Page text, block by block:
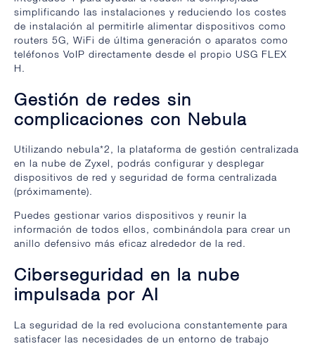
simplificando las instalaciones y reduciendo los costes
de instalación al permitirle alimentar dispositivos como
routers 5G, WiFi de última generación o aparatos como
teléfonos VoIP directamente desde el propio USG FLEX
H.
Gestión de redes sin
complicaciones con Nebula
Utilizando nebula*2, la plataforma de gestión centralizada
en la nube de Zyxel, podrás configurar y desplegar
dispositivos de red y seguridad de forma centralizada
(próximamente).
Puedes gestionar varios dispositivos y reunir la
información de todos ellos, combinándola para crear un
anillo defensivo más eficaz alrededor de la red.
Ciberseguridad en la nube
impulsada por AI
La seguridad de la red evoluciona constantemente para
satisfacer las necesidades de un entorno de trabajo